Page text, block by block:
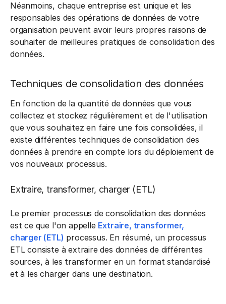
Néanmoins, chaque entreprise est unique et les
responsables des opérations de données de votre
organisation peuvent avoir leurs propres raisons de
souhaiter de meilleures pratiques de consolidation des
données.
Techniques de consolidation des données
En fonction de la quantité de données que vous
collectez et stockez régulièrement et de l'utilisation
que vous souhaitez en faire une fois consolidées, il
existe différentes techniques de consolidation des
données à prendre en compte lors du déploiement de
vos nouveaux processus.
Extraire, transformer, charger (ETL)
Le premier processus de consolidation des données
est ce que l'on appelle Extraire, transformer,
charger (ETL) processus. En résumé, un processus
ETL consiste à extraire des données de différentes
sources, à les transformer en un format standardisé
et à les charger dans une destination.